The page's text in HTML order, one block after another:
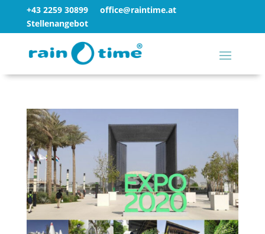
+43 2259 30899
office@raintime.at
Stellenangebot